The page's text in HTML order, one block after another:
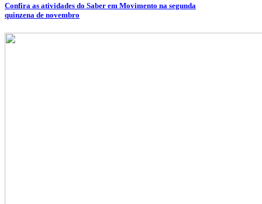
Confira as atividades do Saber em Movimento na segunda
quinzena de novembro